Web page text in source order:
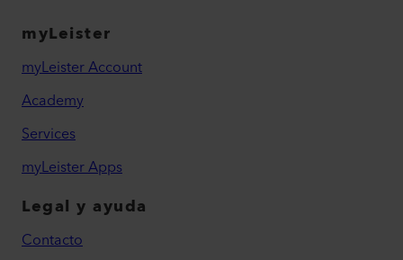
myLeister
myLeister Account
Academy
Services
myLeister Apps
Legal y ayuda
Contacto